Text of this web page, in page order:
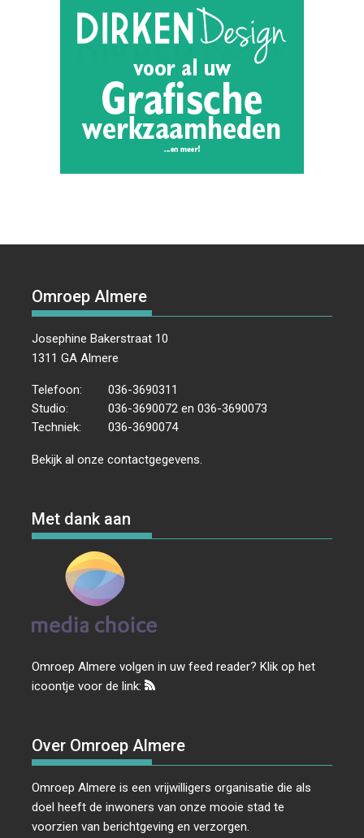
Omroep Almere
Josephine Bakerstraat 10
1311 GA Almere
Telefoon:
036-3690311
Studio:
036-3690072 en 036-3690073
Techniek:
036-3690074
Bekijk al onzecontactgegevens
Met dank aan
Omroep Almere volgen in uw feed reader? Klik op het
icoontje voor de link:
Over Omroep Almere
Omroep Almere is een vrijwilligers organisatie die als
doel heeft de inwoners van onze mooie stad te
voorzien van berichtgeving en verzorgen.